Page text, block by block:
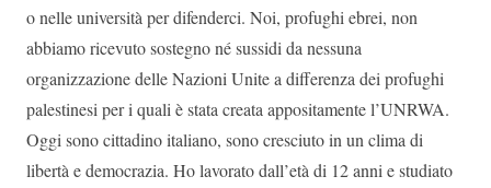
o nelle università per difenderci. Noi, profughi ebrei, non
abbiamo ricevuto sostegno né sussidi da nessuna
organizzazione delle Nazioni Unite a differenza dei profughi
palestinesi per i quali è stata creata appositamente l’UNRWA.
Oggi sono cittadino italiano, sono cresciuto in un clima di
libertà e democrazia. Ho lavorato dall’età di 12 anni e studiato